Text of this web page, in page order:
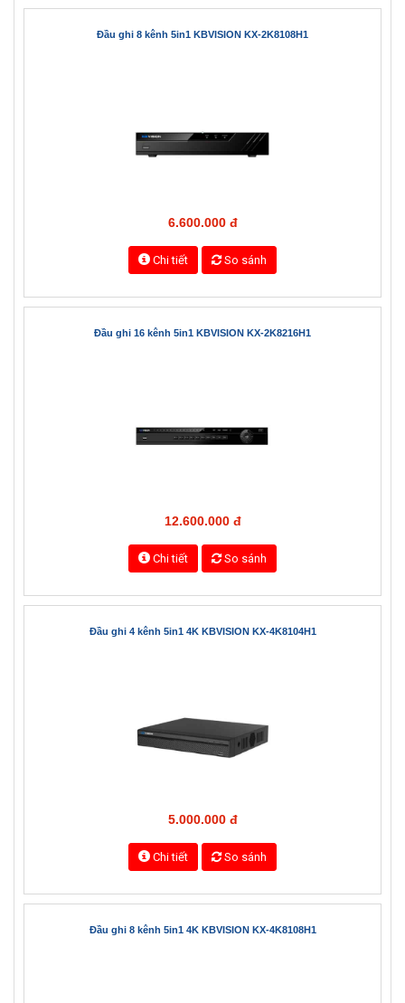
Chi tiết So sánh
Đầu ghi 8 kênh 5in1 KBVISION KX-2K8108H1
Đầu ghi 16 kênh 5in1 KBVISION KX-2K8216H1
12.600.000 đ
Chi tiết So sánh
Đầu ghi 4 kênh 5in1 4K KBVISION KX-4K8104H1